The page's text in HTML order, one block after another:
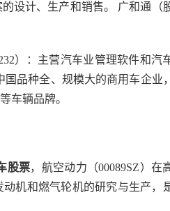
设计、生产和销售。 广和通（
）：主营汽车业管理软件和汽
品种全、规模大的商用车企业
车辆品牌。
股票，航空动力（00089SZ）在
机和燃气轮机的研究与生产，